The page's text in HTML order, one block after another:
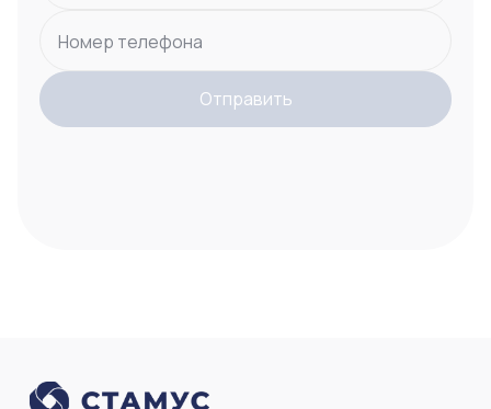
Номер телефона
Отправить